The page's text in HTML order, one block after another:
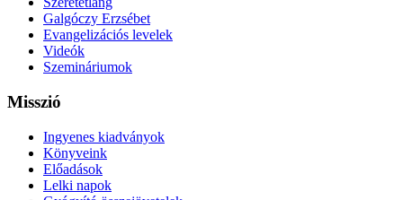
Galgóczy Erzsébet
Evangelizációs levelek
Videók
Szemináriumok
Misszió
Ingyenes kiadványok
Könyveink
Előadások
Lelki napok